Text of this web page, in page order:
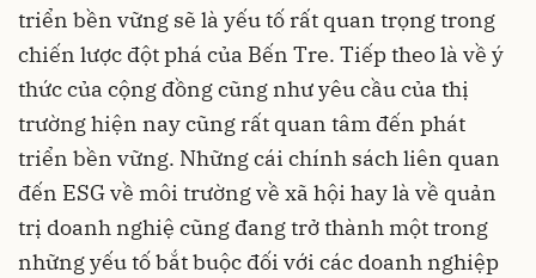
triển bền vững sẽ là yếu tố rất quan trọng trong
chiến lược đột phá của Bến Tre. Tiếp theo là về ý
thức của cộng đồng cũng như yêu cầu của thị
trường hiện nay cũng rất quan tâm đến phát
triển bền vững. Những cái chính sách liên quan
đến ESG về môi trường về xã hội hay là về quản
trị doanh nghiệ cũng đang trở thành một trong
những yếu tố bắt buộc đối với các doanh nghiệp